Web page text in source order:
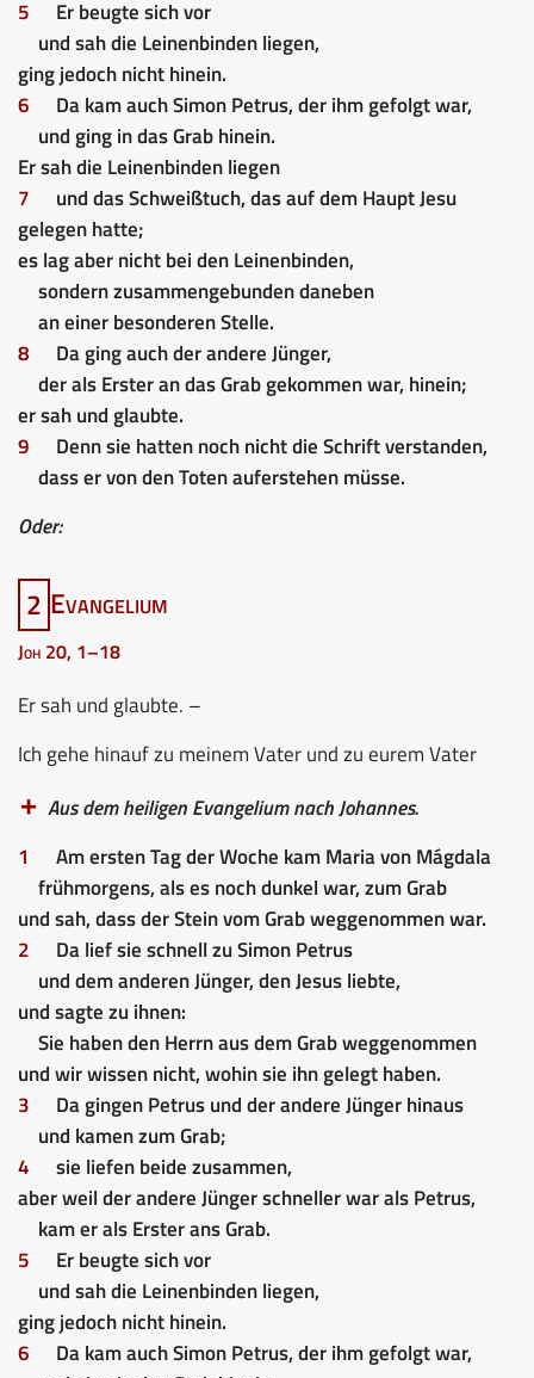
5
Er beugte sich vor
und sah die Leinenbinden liegen,
ging jedoch nicht hinein.
6
Da kam auch Simon Petrus, der ihm gefolgt war,
und ging in das Grab hinein.
Er sah die Leinenbinden liegen
7
und das Schweißtuch, das auf dem Haupt Jesu
gelegen hatte;
es lag aber nicht bei den Leinenbinden,
sondern zusammengebunden daneben
an einer besonderen Stelle.
8
Da ging auch der andere Jünger,
der als Erster an das Grab gekommen war, hinein;
er sah und glaubte.
9
Denn sie hatten noch nicht die Schrift verstanden,
dass er von den Toten auferstehen müsse.
Oder:
2 Evangelium
Joh 20, 1–18
Er sah und glaubte. –
Ich gehe hinauf zu meinem Vater und zu eurem Vater
Aus dem heiligen Evangelium nach Johannes.
1
Am ersten Tag der Woche kam Maria von Mágdala
frühmorgens, als es noch dunkel war, zum Grab
und sah, dass der Stein vom Grab weggenommen war.
2
Da lief sie schnell zu Simon Petrus
und dem anderen Jünger, den Jesus liebte,
und sagte zu ihnen:
Sie haben den Herrn aus dem Grab weggenommen
und wir wissen nicht, wohin sie ihn gelegt haben.
3
Da gingen Petrus und der andere Jünger hinaus
und kamen zum Grab;
4
sie liefen beide zusammen,
aber weil der andere Jünger schneller war als Petrus,
kam er als Erster ans Grab.
5
Er beugte sich vor
und sah die Leinenbinden liegen,
ging jedoch nicht hinein.
6
Da kam auch Simon Petrus, der ihm gefolgt war,